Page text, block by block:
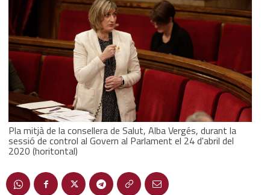
Pla mitjà de la consellera de Salut, Alba Vergés, durant la
sessió de control al Govern al Parlament el 24 d'abril del
2020 (horitontal)